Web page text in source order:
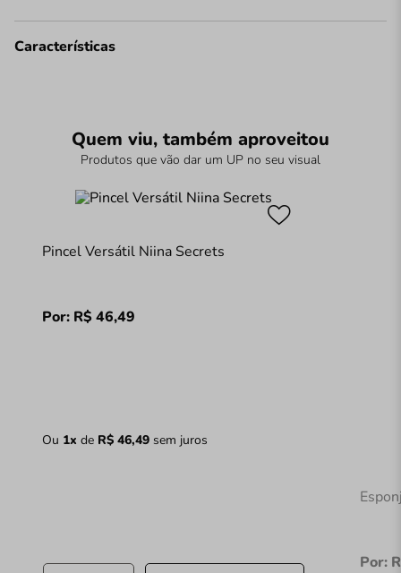
Características
Quem viu, também aproveitou
Produtos que vão dar um UP no seu visual
Pincel Versátil Niina Secrets
Por: R$46,49
Ou 1x de R$ 46,49sem juros
Por: